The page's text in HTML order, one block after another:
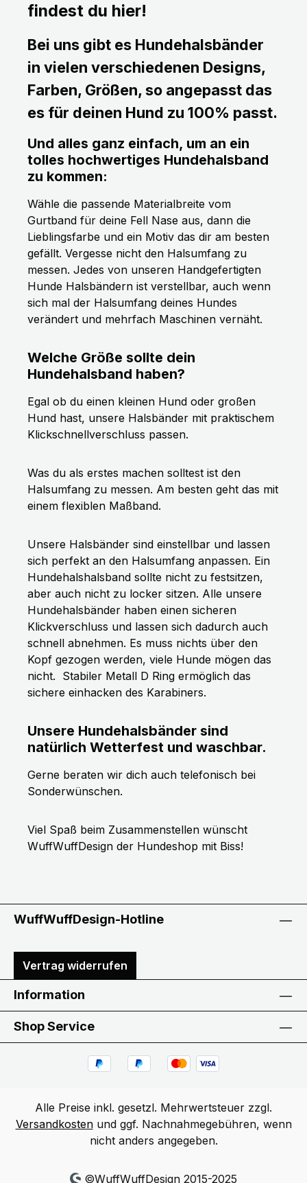
findest du hier!
Bei uns gibt es Hundehalsbänder
in vielen verschiedenen Designs,
Farben, Größen, so angepasst das
es für deinen Hund zu 100% passt.
Und alles ganz einfach, um an ein
tolles hochwertiges Hundehalsband
zu kommen:
Wähle die passende Materialbreite vom
Gurtband für deine Fell Nase aus, dann die
Lieblingsfarbe und ein Motiv das dir am besten
gefällt. Vergesse nicht den Halsumfang zu
messen. Jedes von unseren Handgefertigten
Hunde Halsbändern ist verstellbar, auch wenn
sich mal der Halsumfang deines Hundes
verändert und mehrfach Maschinen vernäht.
Welche Größe sollte dein
Hundehalsband haben?
Egal ob du einen kleinen Hund oder großen
Hund hast, unsere Halsbänder mit praktischem
Klickschnellverschluss passen.
Was du als erstes machen solltest ist den
Halsumfang zu messen. Am besten geht das mit
einem flexiblen Maßband.
Unsere Halsbänder sind einstellbar und lassen
sich perfekt an den Halsumfang anpassen. Ein
Hundehalshalsband sollte nicht zu festsitzen,
aber auch nicht zu locker sitzen. Alle unsere
Hundehalsbänder haben einen sicheren
Klickverschluss und lassen sich dadurch auch
schnell abnehmen. Es muss nichts über den
Kopf gezogen werden, viele Hunde mögen das
nicht. Stabiler Metall D Ring ermöglich das
sichere einhacken des Karabiners.
Unsere Hundehalsbänder sind
natürlich Wetterfest und waschbar.
Gerne beraten wir dich auch telefonisch bei
Sonderwünschen.
Viel Spaß beim Zusammenstellen wünscht
WuffWuffDesign der Hundeshop mit Biss!
WuffWuffDesign-Hotline
Vertrag widerrufen
Information
Shop Service
Alle Preise inkl. gesetzl. Mehrwertsteuer zzgl.
Versandkostenund ggf. Nachnahmegebühren, wenn
nicht anders angegeben.
©WuffWuffDesign 2015-2025